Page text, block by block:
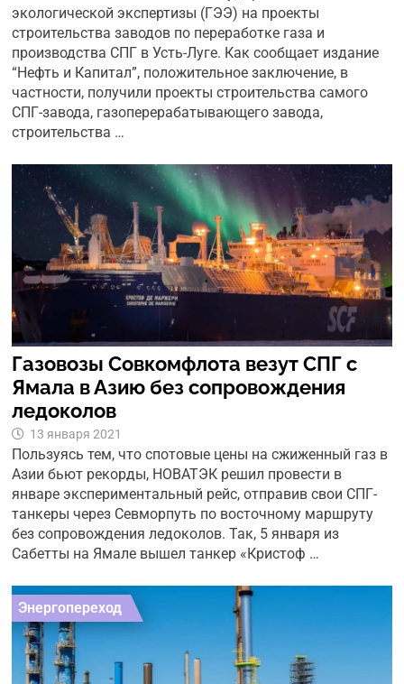
экологической экспертизы (ГЭЭ) на проекты
строительства заводов по переработке газа и
производства СПГ в Усть-Луге. Как сообщает издание
“Нефть и Капитал”, положительное заключение, в
частности, получили проекты строительства самого
СПГ-завода, газоперерабатывающего завода,
строительства …
Газовозы Совкомфлота везут СПГ с
Ямала в Азию без сопровождения
ледоколов
13 января 2021
Пользуясь тем, что спотовые цены на сжиженный газ в
Азии бьют рекорды, НОВАТЭК решил провести в
январе экспериментальный рейс, отправив свои СПГ-
танкеры через Севморпуть по восточному маршруту
без сопровождения ледоколов. Так, 5 января из
Сабетты на Ямале вышел танкер «Кристоф …
Энергопереход